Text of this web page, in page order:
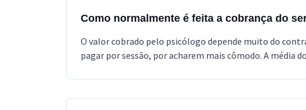
Como normalmente é feita a cobrança do
O valor cobrado pelo psicólogo depende muito do
pagar por sessão, por acharem mais cômodo. A média